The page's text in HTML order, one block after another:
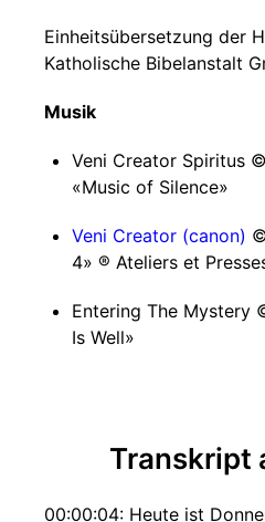
Einheitsübersetzung der
Katholische Bibelanstalt
Musik
Veni Creator Spiritus
«Music of Silence»
Veni Creator (canon)
4» ® Ateliers et
Entering The Mystery
Is Well»
Transkript
00:00:04: Heute ist